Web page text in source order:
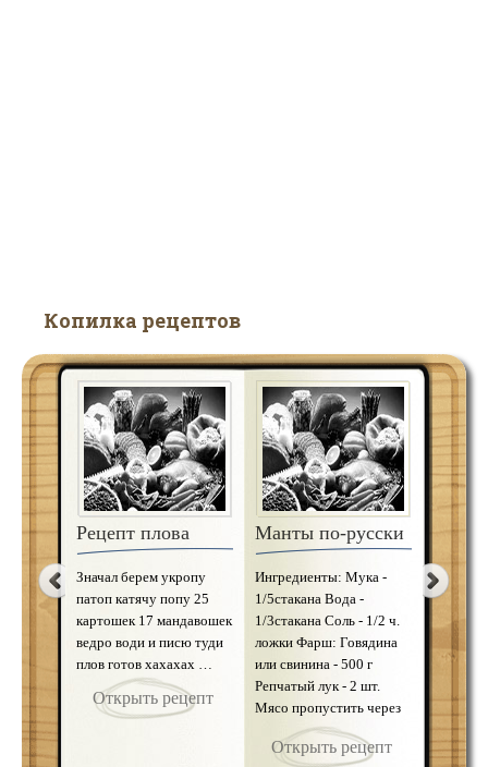
Копилка рецептов
Рецепт плова
Значал берем укропу
патоп катячу попу 25
картошек 17 мандавошек
ведро води и писю туди
плов готов хахахах …
Открыть рецепт
Пельмени с
капустой
Тесто: Мука – 2 стакана
Вода – 1,5 стакана Соль
по вкусу Начинка:
Капуста – 500г
Растительное масло – 50г
Мука из белых грибов –
15г Лук репчатый – 50г
Перец по вкусу Мелко
нарубить капу …
Открыть рецепт
Манты по-русски
Ингредиенты: Мука -
1/5стакана Вода -
1/3стакана Соль - 1/2 ч.
ложки Фарш: Говядина
или свинина - 500 г
Репчатый лук - 2 шт.
Мясо пропустить через
мясорубку (если мясо
недостаточно жирное,
Открыть рецепт
Мука –
шт.
Фарш:
Сыр
(легко
Яйцо –